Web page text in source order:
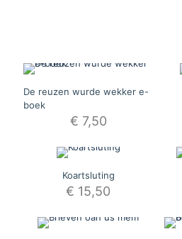
De reuzen wurde wekker e-
boek
€ 7,50
Koartsluting
€ 15,50